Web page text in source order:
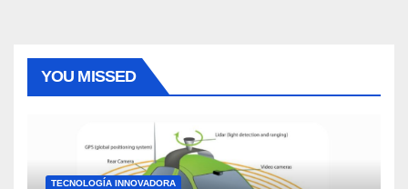
YOU MISSED
TECNOLOGÍA INNOVADORA